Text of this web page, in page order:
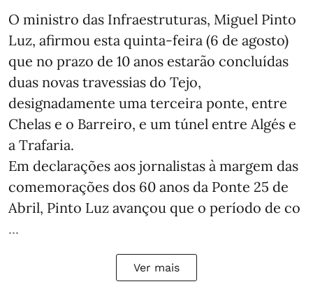
O ministro das Infraestruturas, Miguel Pinto
Luz, afirmou esta quinta-feira (6 de agosto)
que no prazo de 10 anos estarão concluídas
duas novas travessias do Tejo,
designadamente uma terceira ponte, entre
Chelas e o Barreiro, e um túnel entre Algés e
a Trafaria.
Em declarações aos jornalistas à margem das
comemorações dos 60 anos da Ponte 25 de
Abril, Pinto Luz avançou que o período de co
...
Ver mais